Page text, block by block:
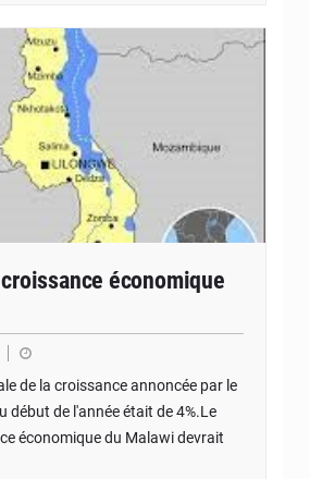
économique
de la croissance annoncée par le
début de l'année était de 4%.Le
économique du Malawi devrait